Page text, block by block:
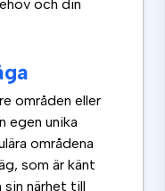
och din
områden eller
egen unika
områdena
som är känt
sin närhet till